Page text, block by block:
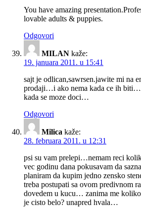
You have amazing
lovable adults & puppies.
Odgovori
MILAN kaže:
19. januara 2011. u 15:41
sajt je odlican,sawrsen.jawite mi na
prodaji…i ako nema kada ce ih
kada se moze doci…
Odgovori
Milica kaže:
28. februara 2011. u 12:31
psi su vam prelepi…nemam reci
vec godinu dana pokusavam da
planiram da kupim jedno zensko
treba postupati sa ovom predivnom
dovedem u kucu… zanima me koliko
je cisto belo? unapred hvala…